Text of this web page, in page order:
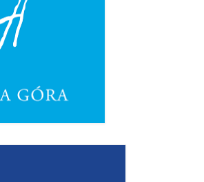
Kanoniczna 21.06.2020
2020
Wspólnot Parafialnych